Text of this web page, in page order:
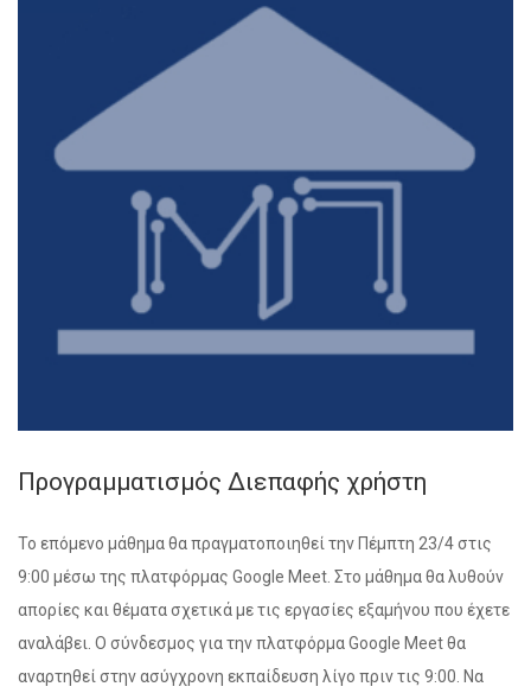
Προγραμματισμός Διεπαφής χρήστη
Το επόμενο μάθημα θα πραγματοποιηθεί την Πέμπτη 23/4 στις
9:00 μέσω της πλατφόρμας Google Meet. Στο μάθημα θα λυθούν
απορίες και θέματα σχετικά με τις εργασίες εξαμήνου που έχετε
αναλάβει. Ο σύνδεσμος για την πλατφόρμα Google Meet θα
αναρτηθεί στην ασύγχρονη εκπαίδευση λίγο πριν τις 9:00. Να